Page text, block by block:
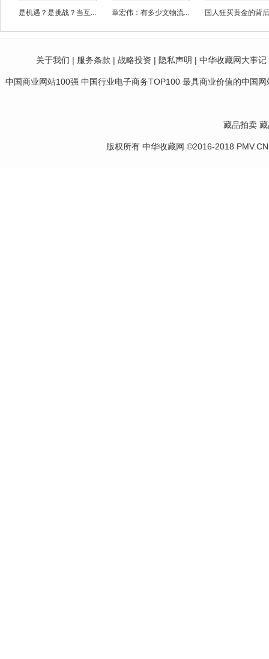
是机遇？是挑战？当互... 章宏伟：有多少文物流... 国人狂买黄金的背
关于我们 | 服务条款 | 战略投资 | 隐私声明 | 中华收藏网大事记
中国商业网站100强 中国行业电子商务TOP100 最具商业价值的中国
藏品拍卖
版权所有 中华收藏网 ©2016-2018